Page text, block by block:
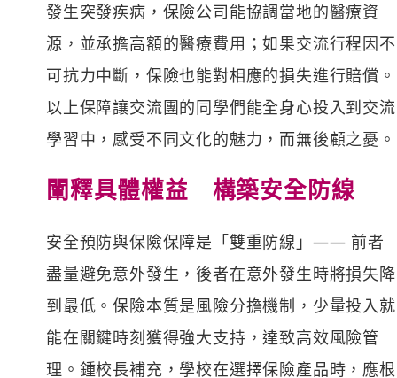
發生突發疾病，保險公司能協調當地的醫療資
源，並承擔高額的醫療費用；如果交流行程因不
可抗力中斷，保險也能對相應的損失進行賠償。
以上保障讓交流團的同學們能全身心投入到交流
學習中，感受不同文化的魅力，而無後顧之憂。
闡釋具體權益 構築安全防線
安全預防與保險保障是「雙重防線」—— 前者
盡量避免意外發生，後者在意外發生時將損失降
到最低。保險本質是風險分擔機制，少量投入就
能在關鍵時刻獲得強大支持，達致高效風險管
理。鍾校長補充，學校在選擇保險產品時，應根